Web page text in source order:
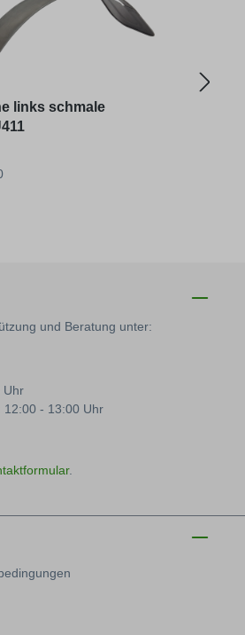
links schmale
und Beratung unter:
Uhr
12:00 - 13:00 Uhr
.